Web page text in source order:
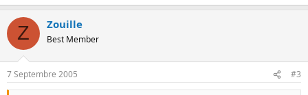
Z Zouille
Best Member
7 Septembre 2005 #3